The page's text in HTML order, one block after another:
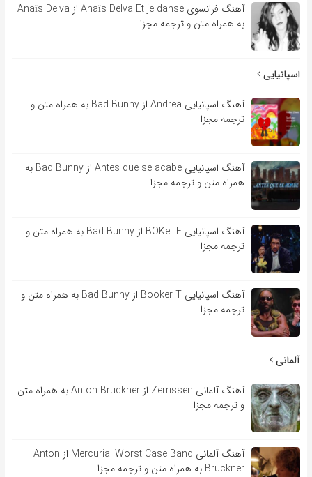
آهنگ فرانسوی Anaïs Delva Et je danse از Anaïs Delva
به همراه متن و ترجمه مجزا
اسپانیایی
آهنگ اسپانیایی Andrea از Bad Bunny به همراه متن و
ترجمه مجزا
آهنگ اسپانیایی Antes que se acabe از Bad Bunny به
همراه متن و ترجمه مجزا
آهنگ اسپانیایی BOKeTE از Bad Bunny به همراه متن و
ترجمه مجزا
آهنگ اسپانیایی Booker T از Bad Bunny به همراه متن و
ترجمه مجزا
آلمانی
آهنگ آلمانی Zerrissen از Anton Bruckner به همراه متن
و ترجمه مجزا
آهنگ آلمانی Mercurial Worst Case Band از Anton
Bruckner به همراه متن و ترجمه مجزا